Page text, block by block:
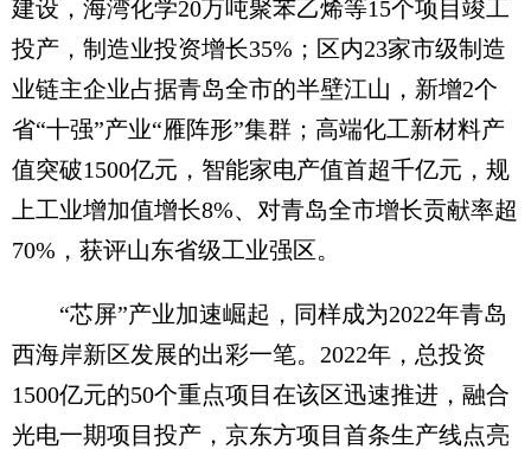
建设，海湾化学20万吨聚苯乙烯等15个项目竣工
投产，制造业投资增长35%；区内23家市级制造
业链主企业占据青岛全市的半壁江山，新增2个
省“十强”产业“雁阵形”集群；高端化工新材料产
值突破1500亿元，智能家电产值首超千亿元，规
上工业增加值增长8%、对青岛全市增长贡献率超
70%，获评山东省级工业强区。
“芯屏”产业加速崛起，同样成为2022年青岛
西海岸新区发展的出彩一笔。2022年，总投资
1500亿元的50个重点项目在该区迅速推进，融合
光电一期项目投产，京东方项目首条生产线点亮